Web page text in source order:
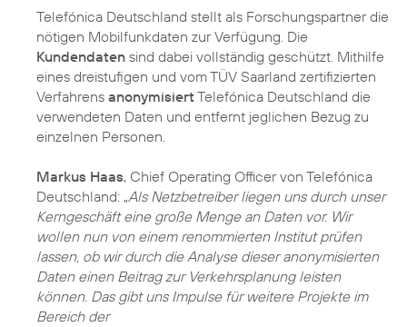
Telefónica Deutschland stellt als Forschungspartner die
nötigen Mobilfunkdaten zur Verfügung. Die
Kundendaten sind dabei vollständig geschützt. Mithilfe
eines dreistufigen und vom TÜV Saarland zertifizierten
Verfahrens anonymisiert Telefónica Deutschland die
verwendeten Daten und entfernt jeglichen Bezug zu
einzelnen Personen.
Markus Haas, Chief Operating Officer von Telefónica
Deutschland: „Als Netzbetreiber liegen uns durch unser
Kerngeschäft eine große Menge an Daten vor. Wir
wollen nun von einem renommierten Institut prüfen
lassen, ob wir durch die Analyse dieser anonymisierten
Daten einen Beitrag zur Verkehrsplanung leisten
können. Das gibt uns Impulse für weitere Projekte im
Bereich der